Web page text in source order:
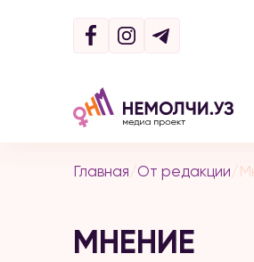
Главная/От редакции/
МНЕНИЕ